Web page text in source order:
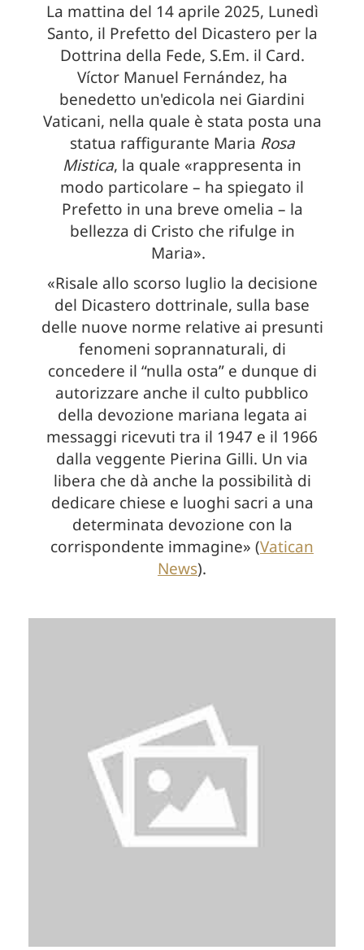
La mattina del 14 aprile 2025, Lunedì
Santo, il Prefetto del Dicastero per la
Dottrina della Fede, S.Em. il Card.
Víctor Manuel Fernández, ha
benedetto un'edicola nei Giardini
Vaticani, nella quale è stata posta una
statua raffigurante Maria Rosa
Mistica, la quale «rappresenta in
modo particolare – ha spiegato il
Prefetto in una breve omelia – la
bellezza di Cristo che rifulge in
Maria».
«Risale allo scorso luglio la decisione
del Dicastero dottrinale, sulla base
delle nuove norme relative ai presunti
fenomeni soprannaturali, di
concedere il “nulla osta” e dunque di
autorizzare anche il culto pubblico
della devozione mariana legata ai
messaggi ricevuti tra il 1947 e il 1966
dalla veggente Pierina Gilli. Un via
libera che dà anche la possibilità di
dedicare chiese e luoghi sacri a una
determinata devozione con la
corrispondente immagine» (Vatican
News).